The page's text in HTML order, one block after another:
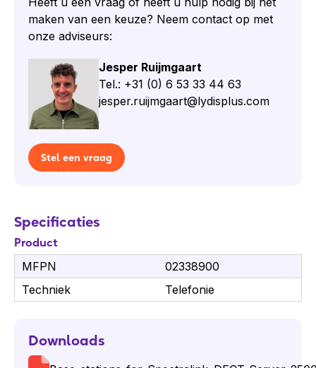
Basisstation PoE, IP-dect
Basisstation 4 spraakkanalen
server
maken van een keuze? Neem contact op met
onze adviseurs:
Jesper Ruijmgaart
Tel.: +31 (0) 6 53 33 44 63
jesper.ruijmgaart@lydisplus.com
Stel een vraag
Specificaties
Product
MFPN
02338900
Techniek
Telefonie
Downloads